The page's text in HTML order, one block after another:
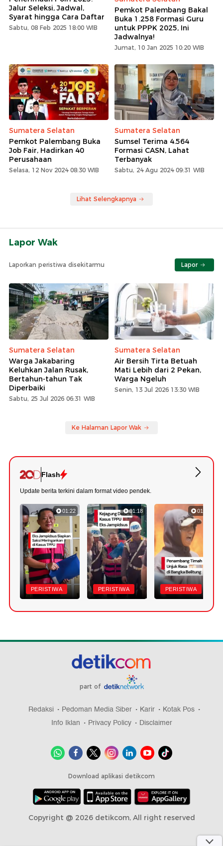
Jalur Seleksi, Jadwal,
Syarat hingga Cara Daftar
Sabtu, 08 Feb 2025 18:00 WIB
Pemkot Palembang Bakal
Buka 1.258 Formasi Guru
untuk PPPK 2025, Ini
Jadwalnya!
Jumat, 10 Jan 2025 10:20 WIB
Sumatera Selatan
Pemkot Palembang Buka
Job Fair, Hadirkan 40
Perusahaan
Selasa, 12 Nov 2024 08:30 WIB
Sumatera Selatan
Sumsel Terima 4.564
Formasi CASN, Lahat
Terbanyak
Sabtu, 24 Agu 2024 09:31 WIB
Lihat Selengkapnya
Lapor Wak
Laporkan peristiwa disekitarmu Lapor
Sumatera Selatan
Warga Jakabaring
Keluhkan Jalan Rusak,
Bertahun-tahun Tak
Diperbaiki
Sabtu, 25 Jul 2026 06:31 WIB
Sumatera Selatan
Air Bersih Tirta Betuah
Mati Lebih dari 2 Pekan,
Warga Ngeluh
Senin, 13 Jul 2026 13:30 WIB
Ke Halaman Lapor Wak
Flash
Update berita terkini dalam format video pendek.
01:22
PERISTIWA
01:18
PERISTIWA
01:11
PERISTIWA
part of
Redaksi Pedoman Media Siber Karir
Kotak Pos
Info Iklan
Privacy Policy Disclaimer
Download aplikasi detikcom
Copyright @ 2026 detikcom, All right reserved